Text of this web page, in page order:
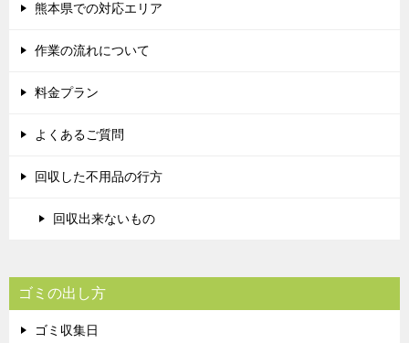
熊本県での対応エリア
作業の流れについて
料金プラン
よくあるご質問
回収した不用品の行方
回収出来ないもの
ゴミの出し方
ゴミ収集日